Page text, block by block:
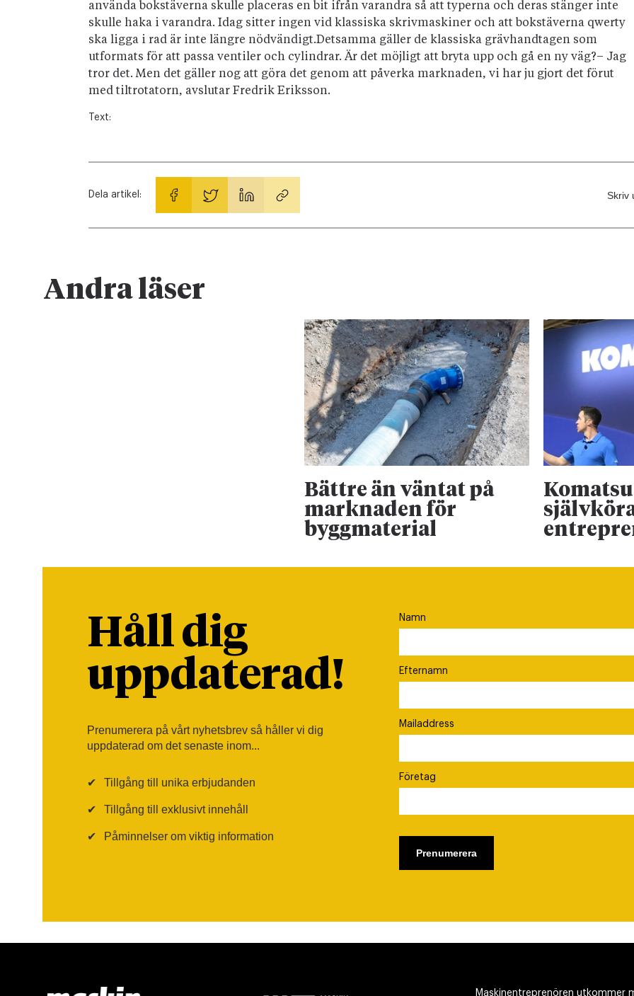
använda bokstäverna skulle placeras en bit ifrån varandra så att typerna och deras stänger inte
skulle haka i varandra. Idag sitter ingen vid klassiska skrivmaskiner och att bokstäverna qwerty
ska ligga i rad är inte längre nödvändigt.Detsamma gäller de klassiska grävhandtagen som
utformats för att passa ventiler och cylindrar. Är det möjligt att bryta upp och gå en ny väg?– Jag
tror det. Men det gäller nog att göra det genom att påverka marknaden, vi har ju gjort det förut
med tiltrotatorn, avslutar Fredrik Eriksson.
Text:
Dela artikel: Skriv
Andra läser
Bättre än väntat på
marknaden för
byggmaterial
Håll dig
uppdaterad!
Prenumerera på vårt nyhetsbrev så håller vi dig
uppdaterad om det senaste inom...
✔ Tillgång till unika erbjudanden
✔ Tillgång till exklusivt innehåll
✔ Påminnelser om viktig information
Namn
Efternamn
Mailaddress
Företag
Maskinentreprenören utkommer